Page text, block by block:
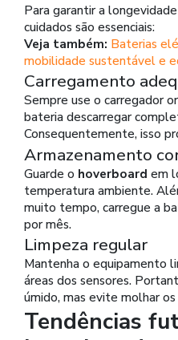
Para garantir a
cuidados são essenciais:
Veja também: Baterias
mobilidade sustentável e
Carregamento
Sempre use o carregador
bateria descarregar
Consequentemente, isso
Armazenamento
Guarde o hoverboard em
temperatura ambiente.
muito tempo, carregue a
por mês.
Limpeza regular
Mantenha o equipamento
áreas dos sensores.
úmido, mas evite molhar
Tendências